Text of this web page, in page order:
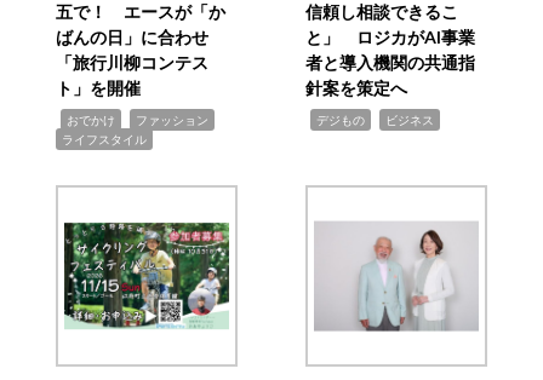
五で！ エースが「か
ばんの日」に合わせ
「旅行川柳コンテス
ト」を開催
おでかけ ファッション
ライフスタイル
信頼し相談できるこ
と」 ロジカがAI事業
者と導入機関の共通指
針案を策定へ
デジもの ビジネス